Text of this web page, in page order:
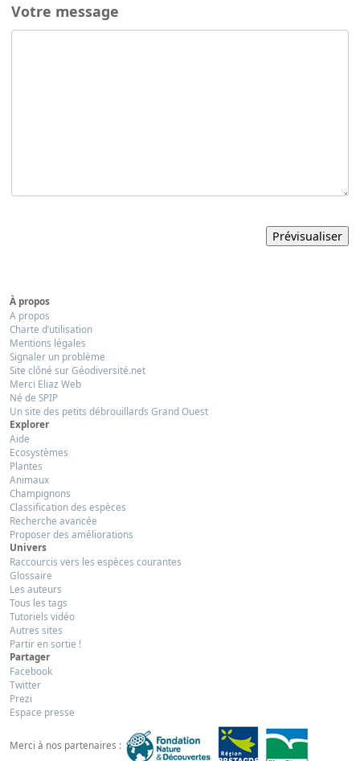
Votre message
À propos
A propos
Charte d’utilisation
Mentions légales
Signaler un problème
Site clôné sur Géodiversité.net
Merci Eliaz Web
Né de SPIP
Un site des petits débrouillards Grand Ouest
Explorer
Aide
Ecosystèmes
Plantes
Animaux
Champignons
Classification des espèces
Recherche avancée
Proposer des améliorations
Univers
Raccourcis vers les espèces courantes
Glossaire
Les auteurs
Tous les tags
Tutoriels vidéo
Autres sites
Partir en sortie !
Partager
Facebook
Twitter
Prezi
Espace presse
Merci à nos partenaires :